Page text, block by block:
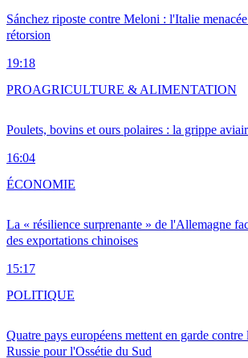
Sánchez riposte contre Meloni : l'Italie
rétorsion
19:18
Poulets, bovins et ours polaires : la grippe
16:04
PROAGRICULTURE & ALIMENTATION
La « résilience surprenante » de l'Allemagne
des exportations chinoises
15:17
ÉCONOMIE
Quatre pays européens mettent en garde contre
Russie pour l'Ossétie du Sud
POLITIQUE